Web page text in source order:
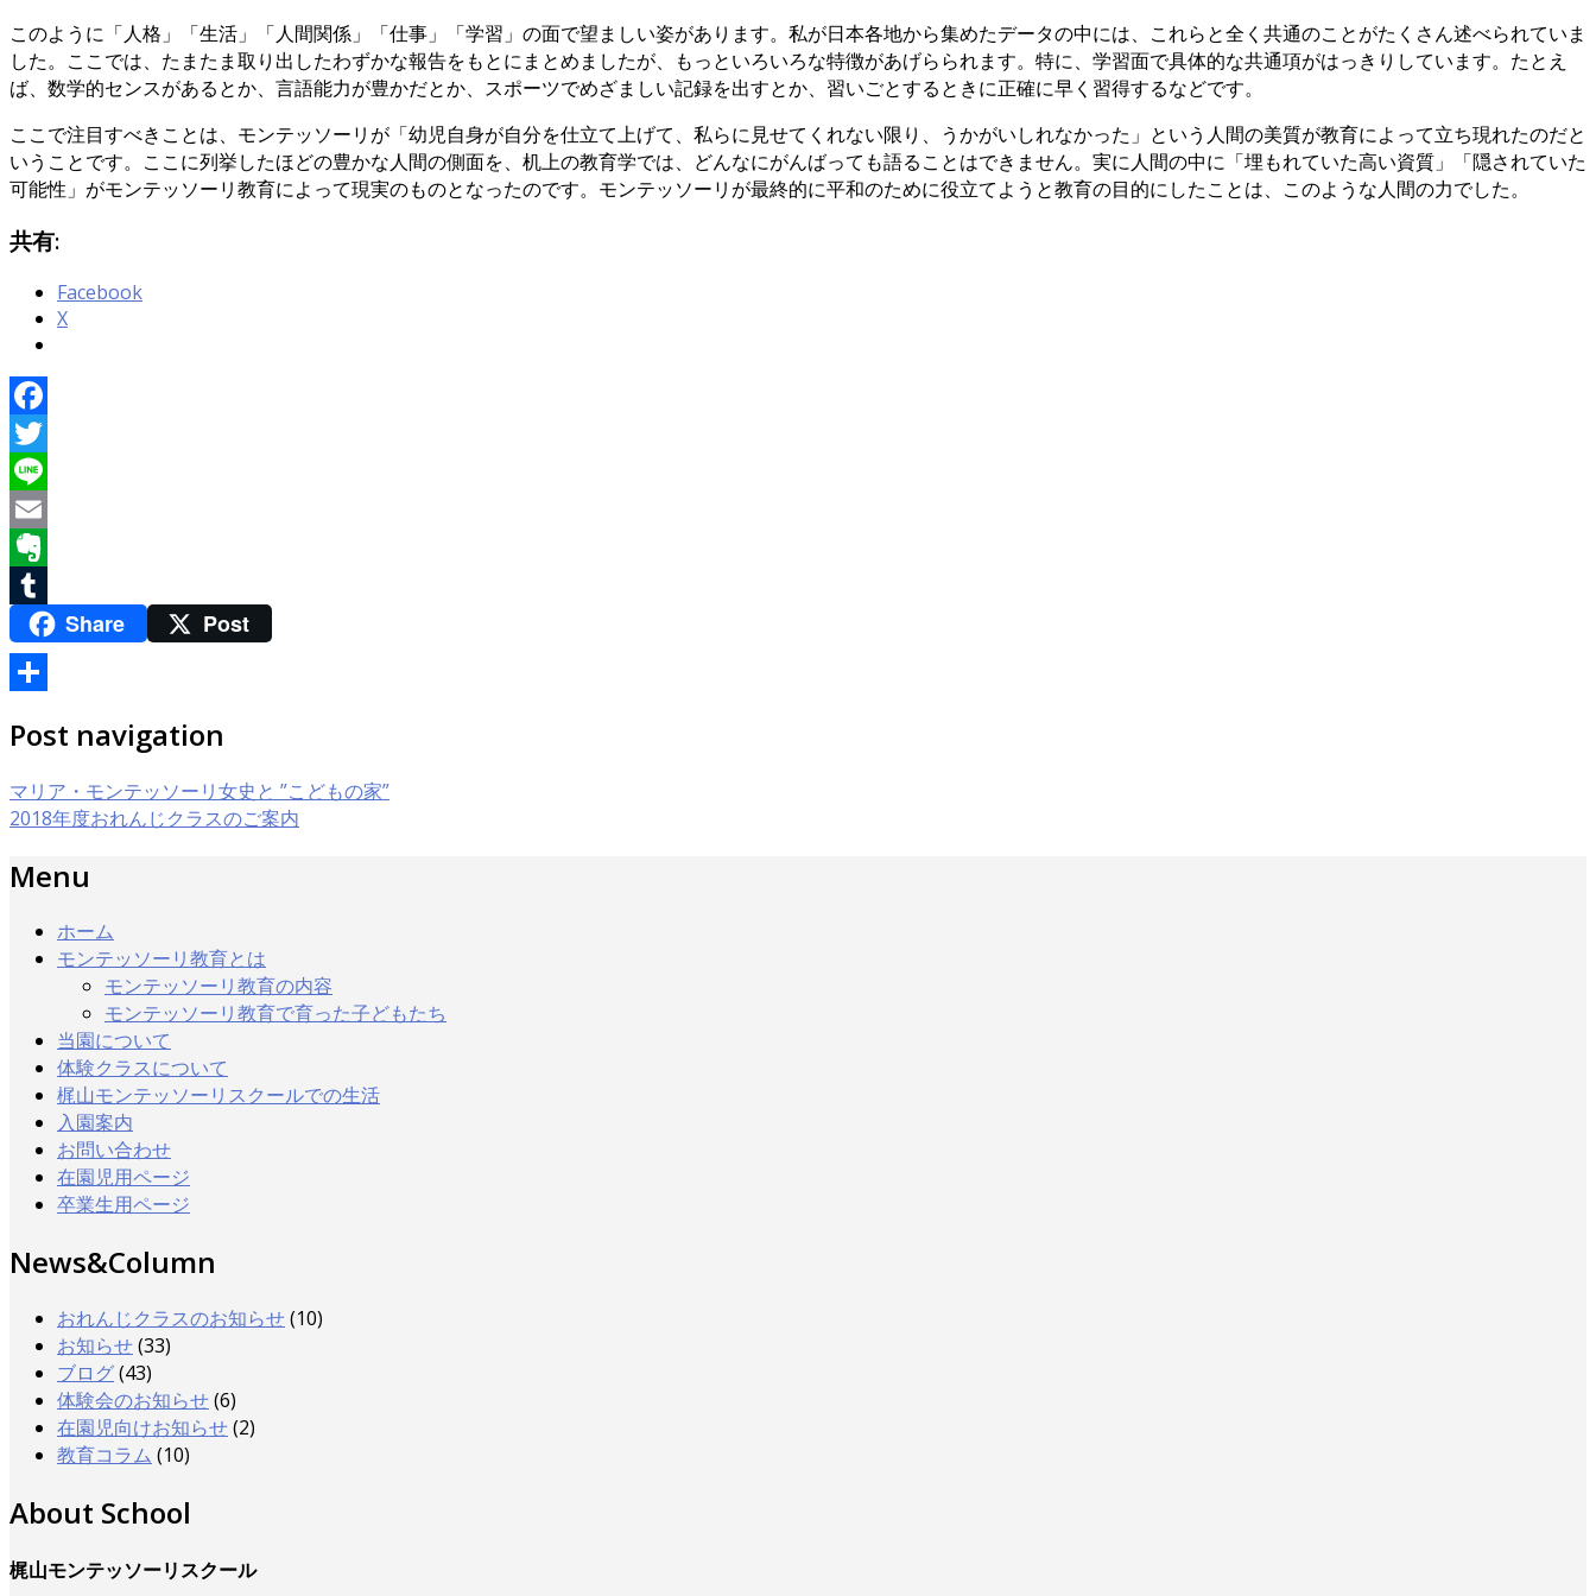
このように「人格」「生活」「人間関係」「仕事」「学習」の面で望ましい姿があります。私が日本各地から集めたデータの中には、これらと全く共通のことがたくさん述べられていま
した。ここでは、たまたま取り出したわずかな報告をもとにまとめましたが、もっといろいろな特徴があげらられます。特に、学習面で具体的な共通項がはっきりしています。たとえ
ば、数学的センスがあるとか、言語能力が豊かだとか、スポーツでめざましい記録を出すとか、習いごとするときに正確に早く習得するなどです。
ここで注目すべきことは、モンテッソーリが「幼児自身が自分を仕立て上げて、私らに見せてくれない限り、うかがいしれなかった」という人間の美質が教育によって立ち現れたのだと
いうことです。ここに列挙したほどの豊かな人間の側面を、机上の教育学では、どんなにがんばっても語ることはできません。実に人間の中に「埋もれていた高い資質」「隠されていた
可能性」がモンテッソーリ教育によって現実のものとなったのです。モンテッソーリが最終的に平和のために役立てようと教育の目的にしたことは、このような人間の力でした。
共有:
Facebook
X
Facebook
Twitter
Line
Email
Evernote
TumblrShare Post
有
Post navigation
マリア・モンテッソーリ女史と ”こどもの家”
2018年度おれんじクラスのご案内
Menu
ホーム
モンテッソーリ教育とは
モンテッソーリ教育の内容
モンテッソーリ教育で育った子どもたち
当園について
体験クラスについて
梶山モンテッソーリスクールでの生活
入園案内
お問い合わせ
在園児用ページ
卒業生用ページ
News&Column
おれんじクラスのお知らせ(10)
お知らせ(33)
ブログ(43)
体験会のお知らせ(6)
在園児向けお知らせ(2)
教育コラム (10)
About School
梶山モンテッソーリスクール